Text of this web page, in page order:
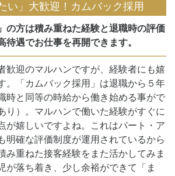
い」大歓迎！カムバック採用
の方は積み重ねた経験と退職時の評価
待遇でお仕事を再開できます。
歓迎のマルハンですが、経験者にも嬉
。「カムバック採用」は退職から５年
時と同等の時給から働き始める事がで
り）。マルハンで働いた経験がすぐに
が嬉しいですよね。これはパート・ア
明確な評価制度が運用されているから
み重ねた接客経験をまた活かしてみま
が落ち着き、少し余裕ができて「ま